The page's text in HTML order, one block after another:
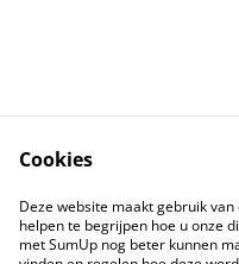
Contact
Privacybeleid
Cookies
Deze website maakt gebruik
helpen te begrijpen hoe u onze
met SumUp nog beter kunnen